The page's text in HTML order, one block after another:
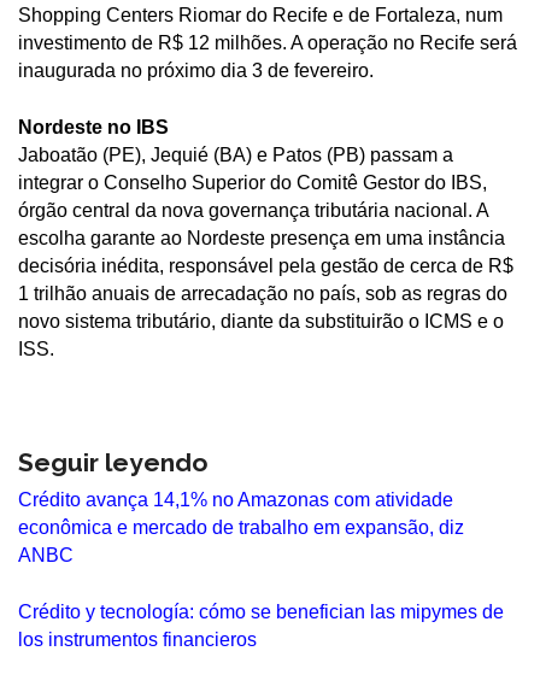
Shopping Centers Riomar do Recife e de Fortaleza, num
investimento de R$ 12 milhões. A operação no Recife será
inaugurada no próximo dia 3 de fevereiro.
Nordeste no IBS
Jaboatão (PE), Jequié (BA) e Patos (PB) passam a
integrar o Conselho Superior do Comitê Gestor do IBS,
órgão central da nova governança tributária nacional. A
escolha garante ao Nordeste presença em uma instância
decisória inédita, responsável pela gestão de cerca de R$
1 trilhão anuais de arrecadação no país, sob as regras do
novo sistema tributário, diante da substituirão o ICMS e o
ISS.
Seguir leyendo
Crédito avança 14,1% no Amazonas com atividade
econômica e mercado de trabalho em expansão, diz
ANBC
Crédito y tecnología: cómo se benefician las mipymes de
los instrumentos financieros